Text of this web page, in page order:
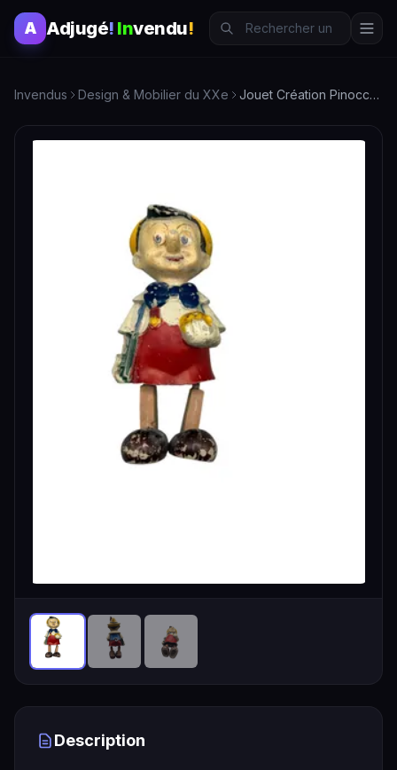
A Adjugé! Invendu!
Invendus Design & Mobilier du XXe Jouet Création Pinocchio - Petit automate en carton bouilli
Description